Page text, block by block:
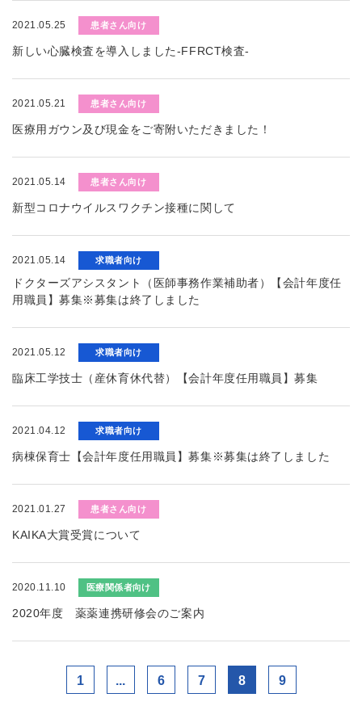
2021.05.25 患者さん向け
新しい心臓検査を導入しました-FFRCT検査-
2021.05.21 患者さん向け
医療用ガウン及び現金をご寄附いただきました！
2021.05.14 患者さん向け
新型コロナウイルスワクチン接種に関して
2021.05.14 求職者向け
ドクターズアシスタント（医師事務作業補助者）【会計年度任
用職員】募集※募集は終了しました
2021.05.12 求職者向け
臨床工学技士（産休育休代替）【会計年度任用職員】募集
2021.04.12 求職者向け
病棟保育士【会計年度任用職員】募集※募集は終了しました
2021.01.27 患者さん向け
KAIKA大賞受賞について
2020.11.10 医療関係者向け
2020年度 薬薬連携研修会のご案内
1 ... 6 7 8 9